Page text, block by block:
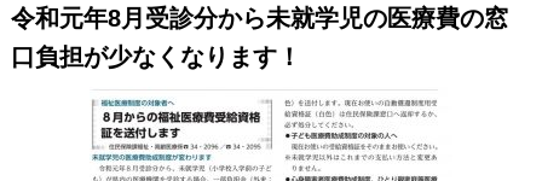
令和元年8月受診分から未就学児の医療費の窓
口負担が少なくなります！